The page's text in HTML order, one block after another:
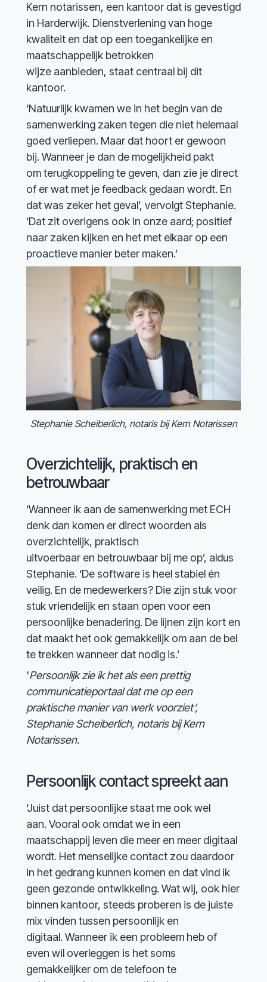
Kern notarissen, een kantoor dat is gevestigd
in Harderwijk. Dienstverlening van hoge
kwaliteit en dat op een toegankelijke en
maatschappelijk betrokken
wijze aanbieden, staat centraal bij dit
kantoor.
‘Natuurlijk kwamen we in het begin van de
samenwerking zaken tegen die niet helemaal
goed verliepen. Maar dat hoort er gewoon
bij. Wanneer je dan de mogelijkheid pakt
om terugkoppeling te geven, dan zie je direct
of er wat met je feedback gedaan wordt. En
dat was zeker het geval’, vervolgt Stephanie.
‘Dat zit overigens ook in onze aard; positief
naar zaken kijken en het met elkaar op een
proactieve manier beter maken.’
Stephanie Scheiberlich, notaris bij Kern Notarissen
Overzichtelijk, praktisch en
betrouwbaar
‘Wanneer ik aan de samenwerking met ECH
denk dan komen er direct woorden als
overzichtelijk, praktisch
uitvoerbaar en betrouwbaar bij me op’, aldus
Stephanie. ‘De software is heel stabiel én
veilig. En de medewerkers? Die zijn stuk voor
stuk vriendelijk en staan open voor een
persoonlijke benadering. De lijnen zijn kort en
dat maakt het ook gemakkelijk om aan de bel
te trekken wanneer dat nodig is.’
'Persoonlijk zie ik het als een prettig
communicatieportaal dat me op een
praktische manier van werk voorziet’,
Stephanie Scheiberlich, notaris bij Kern
Notarissen.
Persoonlijk contact spreekt aan
‘Juist dat persoonlijke staat me ook wel
aan. Vooral ook omdat we in een
maatschappij leven die meer en meer digitaal
wordt. Het menselijke contact zou daardoor
in het gedrang kunnen komen en dat vind ik
geen gezonde ontwikkeling. Wat wij, ook hier
binnen kantoor, steeds proberen is de juiste
mix vinden tussen persoonlijk en
digitaal. Wanneer ik een probleem heb of
even wil overleggen is het soms
gemakkelijker om de telefoon te